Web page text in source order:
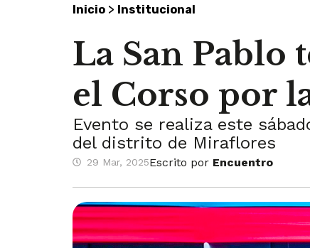
Inicio > Institucional
La San Pablo
el Corso por
Evento se realiza este
del distrito de Miraflores
29 Mar, 2025Escrito por Encuentro